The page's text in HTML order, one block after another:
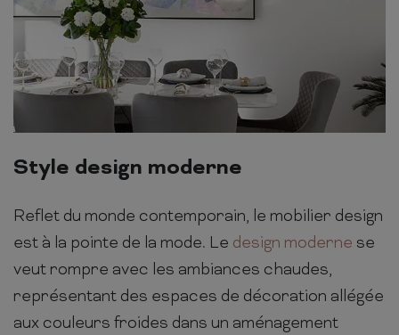
Style design moderne
Reflet du monde contemporain, le mobilier design
est à la pointe de la mode. Le design moderne se
veut rompre avec les ambiances chaudes,
représentant des espaces de décoration allégée
aux couleurs froides dans un aménagement